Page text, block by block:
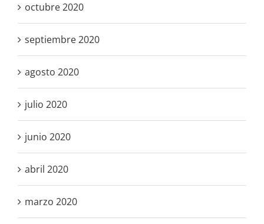
octubre 2020
septiembre 2020
agosto 2020
julio 2020
junio 2020
abril 2020
marzo 2020